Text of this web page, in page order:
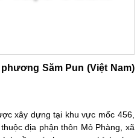
Săm Pun (Việt Nam)
xây dựng tại khu vực mốc 456,
địa phận thôn Mỏ Phàng, xã